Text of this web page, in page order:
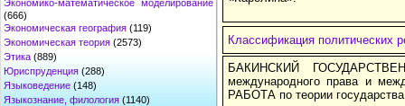
Экономико-математическое моделирование
(666)
Экономическая география (119)
Экономическая теория (2573)
Этика (889)
Юриспруденция (288)
Языковедение (148)
Языкознание, филология (1140)
Классификация политических
БАКИНСКИЙ
международного права и
РАБОТА по теории